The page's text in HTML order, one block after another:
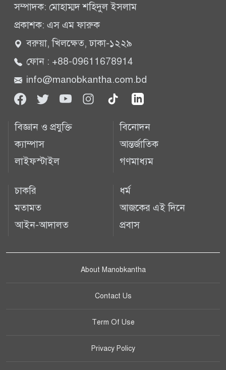
সম্পাদক: মোহাম্মদ শহিদুল ইসলাম
প্রকাশক: এস এম ফারুক
বরুয়া, খিলক্ষেত, ঢাকা-১২২৯
ফোন : +88-09611678914
info@manobkantha.com.bd
বিজ্ঞান ও প্রযুক্তি
ক্যাম্পাস
লাইফস্টাইল
বিনোদন
আন্তর্জাতিক
গণমাধ্যম
চাকরি
মতামত
আইন-আদালত
ধর্ম
আজকের এই দিনে
প্রবাস
About Manobkantha
Contact Us
Term Of Use
Privacy Policy